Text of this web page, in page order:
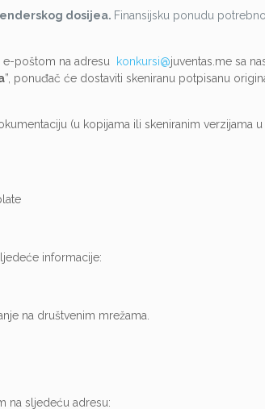
dosijea. Finansijsku ponudu
e-poštom na adresu konkursi@juventas.me sa
”, ponuđač će dostaviti skeniranu potpisanu
(u kopijama ili skeniranim verzijama
informacije:
na društvenim mrežama.
na sljedeću adresu: